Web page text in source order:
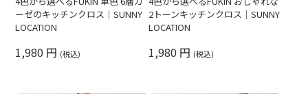
ーゼのキッチンクロス｜SUNNY
LOCATION
1,980 円 (税込)
2トーンキッチンクロス｜SUNNY
LOCATION
1,980 円 (税込)